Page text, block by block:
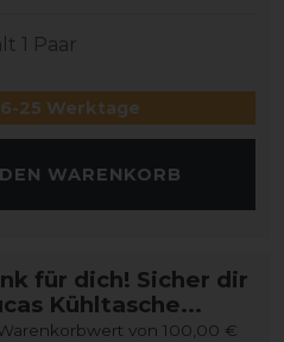
1 Paar
25 Werktage
WARENKORB
für dich! Sicher dir
Kühltasche...
von 100,00 €